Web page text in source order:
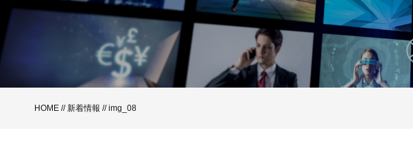
HOME //新着情報 // img_08